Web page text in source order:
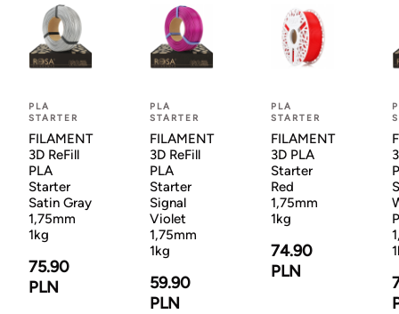
PLA
STARTER
FILAMENT
3D ReFill
PLA
Starter
Satin Gray
1,75mm
1kg
75.90
PLN
PLA
STARTER
FILAMENT
3D ReFill
PLA
Starter
Signal
Violet
1,75mm
1kg
59.90
PLN
PLA
STARTER
FILAMENT
3D PLA
Starter
Red
1,75mm
1kg
74.90
PLN